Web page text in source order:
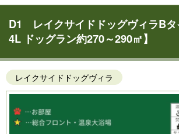
D1 レイクサイドドッグヴィラBタ
4L ドッグラン約270～290㎡】
レイクサイドドッグヴィラ